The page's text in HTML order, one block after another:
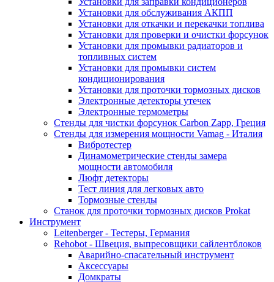
Установки для обслуживания АКПП
Установки для откачки и перекачки топлива
Установки для проверки и очистки форсунок
Установки для промывки радиаторов и
топливных систем
Установки для промывки систем
кондиционирования
Установки для проточки тормозных дисков
Электронные детекторы утечек
Электронные термометры
Стенды для чистки форсунок Carbon Zapp, Греция
Стенды для измерения мощности Vamag - Италия
Вибротестер
Динамометрические стенды замера
мощности автомобиля
Люфт детекторы
Тест линия для легковых авто
Тормозные стенды
Станок для проточки тормозных дисков Prokat
Инструмент
Leitenberger - Тестеры, Германия
Rehobot - Швеция, выпресовщики сайлентблоков
Аварийно-спасательный инструмент
Аксессуары
Домкраты